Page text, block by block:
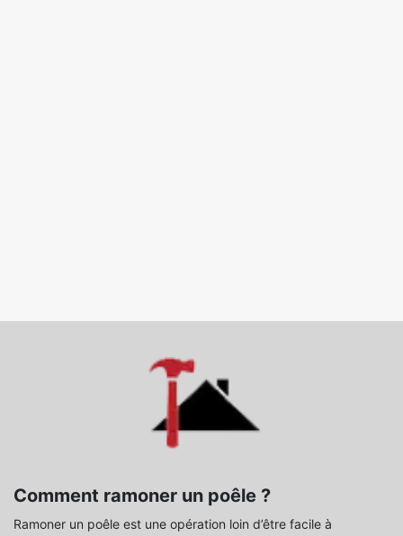
Comment ramoner un poêle ?
Ramoner un poêle est une opération loin d’être facile à